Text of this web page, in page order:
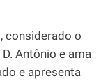
considerado o
Antônio e ama
e apresenta